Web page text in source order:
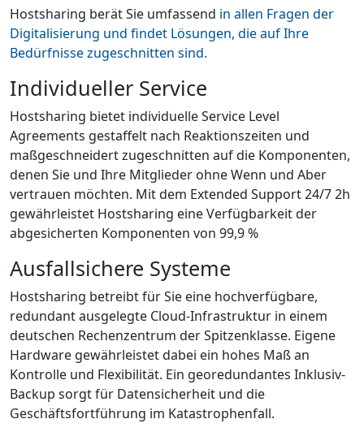
Hostsharing berät Sie umfassend in allen Fragen der
Digitalisierung und findet Lösungen, die auf Ihre
Bedürfnisse zugeschnitten sind.
Individueller Service
Hostsharing bietet individuelle Service Level
Agreements gestaffelt nach Reaktionszeiten und
maßgeschneidert zugeschnitten auf die Komponenten,
denen Sie und Ihre Mitglieder ohne Wenn und Aber
vertrauen möchten. Mit dem Extended Support 24/7 2h
gewährleistet Hostsharing eine Verfügbarkeit der
abgesicherten Komponenten von 99,9 %
Ausfallsichere Systeme
Hostsharing betreibt für Sie eine hochverfügbare,
redundant ausgelegte Cloud-Infrastruktur in einem
deutschen Rechenzentrum der Spitzenklasse. Eigene
Hardware gewährleistet dabei ein hohes Maß an
Kontrolle und Flexibilität. Ein georedundantes Inklusiv-
Backup sorgt für Datensicherheit und die
Geschäftsfortführung im Katastrophenfall.